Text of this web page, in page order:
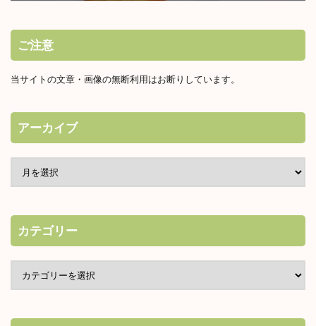
ご注意
当サイトの文章・画像の無断利用はお断りしています。
アーカイブ
カテゴリー